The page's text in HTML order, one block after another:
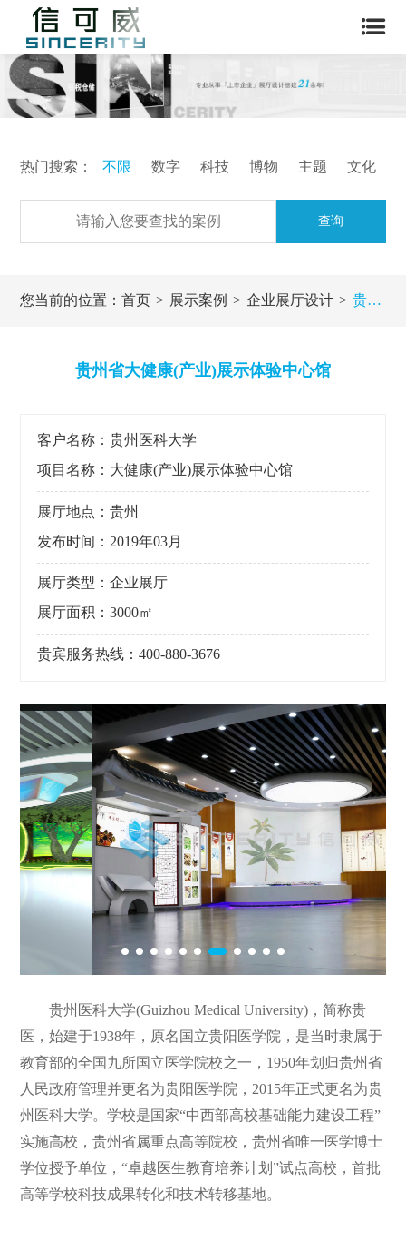
热门搜索： 不限 数字 科技 博物 主题 文化
查询
您当前的位置：首页 展示案例 企业展厅设计 贵州省大健康(产业)展示体验中心馆
贵州省大健康(产业)展示体验中心馆
客户名称：贵州医科大学
项目名称：大健康(产业)展示体验中心馆
展厅地点：贵州
发布时间：2019年03月
展厅类型：企业展厅
展厅面积：3000㎡
贵宾服务热线：400-880-3676
贵州医科大学(Guizhou Medical University)，简称贵
医，始建于1938年，原名国立贵阳医学院，是当时隶属于
教育部的全国九所国立医学院校之一，1950年划归贵州省
人民政府管理并更名为贵阳医学院，2015年正式更名为贵
州医科大学。学校是国家“中西部高校基础能力建设工程”
实施高校，贵州省属重点高等院校，贵州省唯一医学博士
学位授予单位，“卓越医生教育培养计划”试点高校，首批
高等学校科技成果转化和技术转移基地。